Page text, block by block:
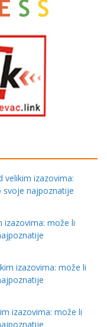
velikim izazovima:
svoje najpoznatije
izazovima: može li
izazovima: može li
izazovima: može li